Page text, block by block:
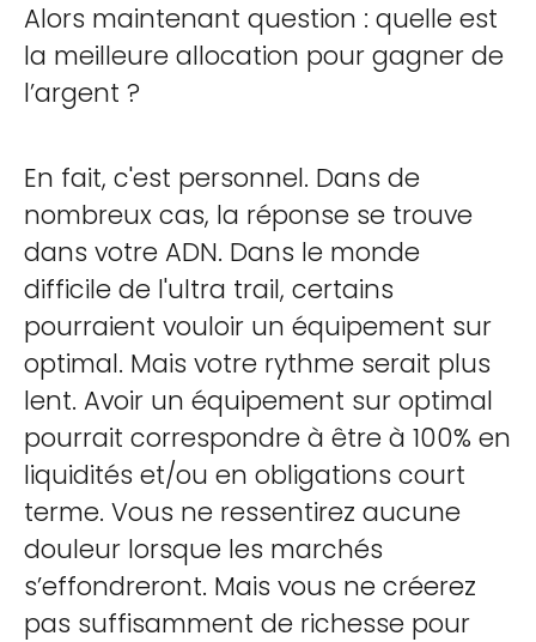
Alors maintenant question : quelle est
la meilleure allocation pour gagner de
l’argent ?
En fait, c'est personnel. Dans de
nombreux cas, la réponse se trouve
dans votre ADN. Dans le monde
difficile de l'ultra trail, certains
pourraient vouloir un équipement sur
optimal. Mais votre rythme serait plus
lent. Avoir un équipement sur optimal
pourrait correspondre à être à 100% en
liquidités et/ou en obligations court
terme. Vous ne ressentirez aucune
douleur lorsque les marchés
s’effondreront. Mais vous ne créerez
pas suffisamment de richesse pour